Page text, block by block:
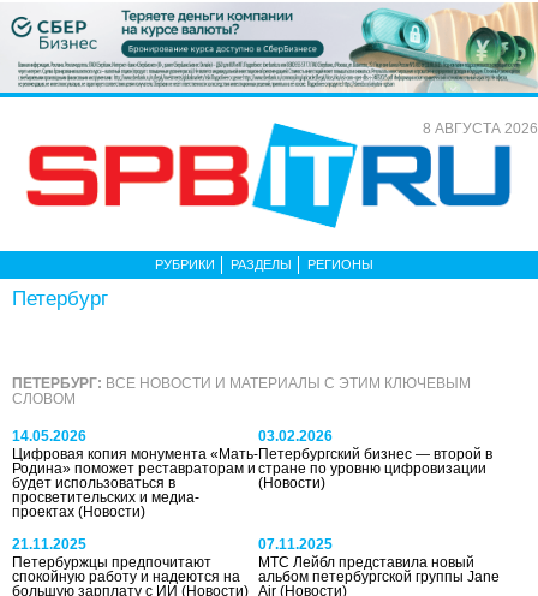
8 АВГУСТА 2026
РУБРИКИ РАЗДЕЛЫ РЕГИОНЫ
Петербург
ПЕТЕРБУРГ: ВСЕ НОВОСТИ И МАТЕРИАЛЫ С ЭТИМ КЛЮЧЕВЫМ
СЛОВОМ
14.05.2026
Цифровая копия монумента «Мать-
Родина» поможет реставраторам и
будет использоваться в
просветительских и медиа-
проектах (Новости)
03.02.2026
Петербургский бизнес — второй в
стране по уровню цифровизации
(Новости)
21.11.2025
Петербуржцы предпочитают
спокойную работу и надеются на
большую зарплату с ИИ (Новости)
07.11.2025
МТС Лейбл представила новый
альбом петербургской группы Jane
Air(Новости)